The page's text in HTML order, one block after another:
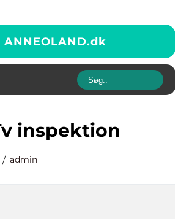
ANNEOLAND.dk
tv inspektion
admin